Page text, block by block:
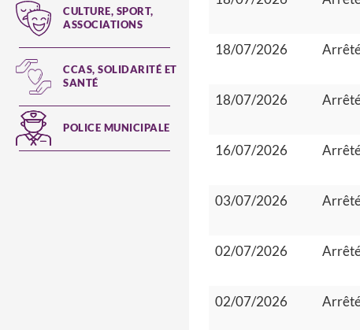
CULTURE, SPORT,
ASSOCIATIONS
CCAS, SOLIDARITÉ ET
SANTÉ
POLICE MUNICIPALE
18/07/2026
18/07/2026
16/07/2026
03/07/2026
02/07/2026
02/07/2026